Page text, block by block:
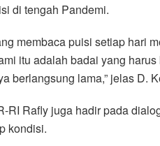
di tengah Pandemi.
membaca puisi setiap hari
itu adalah badai yang
berlangsung lama,” jelas D.
RI Rafly juga hadir pada
kondisi.